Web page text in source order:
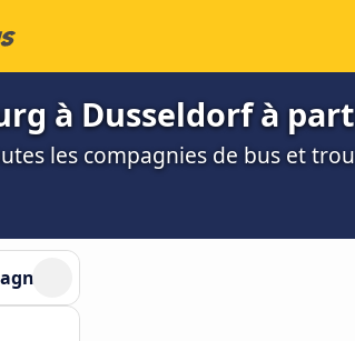
à Dusseldorf à
les compagnies de bus et